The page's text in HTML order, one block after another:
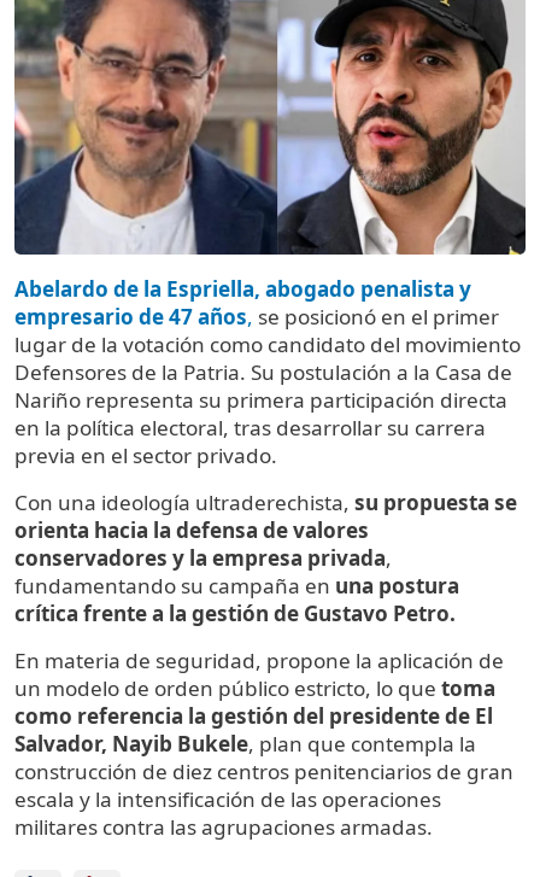
Abelardo de la Espriella, abogado penalista y
empresario de 47 años, se posicionó en el primer
lugar de la votación como candidato del movimiento
Defensores de la Patria. Su postulación a la Casa de
Nariño representa su primera participación directa
en la política electoral, tras desarrollar su carrera
previa en el sector privado.
Con una ideología ultraderechista, su propuesta se
orienta hacia la defensa de valores
conservadores y la empresa privada,
fundamentando su campaña en una postura
crítica frente a la gestión de Gustavo Petro.
En materia de seguridad, propone la aplicación de
un modelo de orden público estricto, lo que toma
como referencia la gestión del presidente de El
Salvador, Nayib Bukele, plan que contempla la
construcción de diez centros penitenciarios de gran
escala y la intensificación de las operaciones
militares contra las agrupaciones armadas.